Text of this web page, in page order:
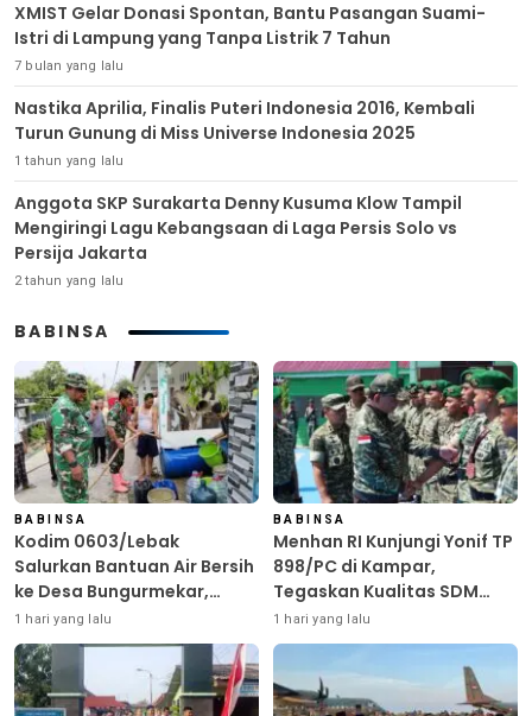
XMIST Gelar Donasi Spontan, Bantu Pasangan Suami-
Istri di Lampung yang Tanpa Listrik 7 Tahun
7 bulan yang lalu
Nastika Aprilia, Finalis Puteri Indonesia 2016, Kembali
Turun Gunung di Miss Universe Indonesia 2025
1 tahun yang lalu
Anggota SKP Surakarta Denny Kusuma Klow Tampil
Mengiringi Lagu Kebangsaan di Laga Persis Solo vs
Persija Jakarta
2 tahun yang lalu
BABINSA
BABINSA
Kodim 0603/Lebak
Salurkan Bantuan Air Bersih
ke Desa Bungurmekar,
Ringankan Beban Warga
Terdampak Kemarau
1 hari yang lalu
BABINSA
Menhan RI Kunjungi Yonif TP
898/PC di Kampar,
Tegaskan Kualitas SDM
Kunci Kekuatan TNI
1 hari yang lalu